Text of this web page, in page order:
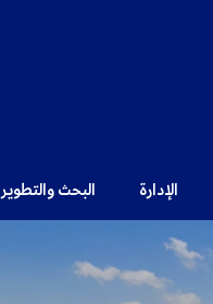
الإدارة البحث والتطوير